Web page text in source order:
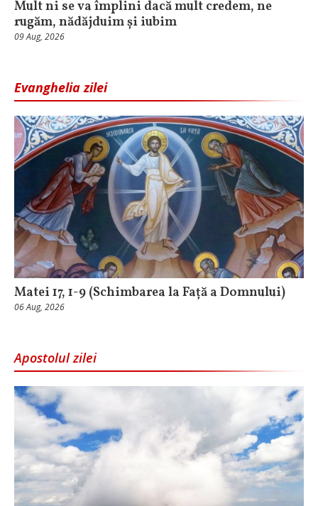
Mult ni se va împlini dacă mult credem, ne
rugăm, nădăjduim și iubim
09 Aug, 2026
Evanghelia zilei
Matei 17, 1-9 (Schimbarea la Față a Domnului)
06 Aug, 2026
Apostolul zilei